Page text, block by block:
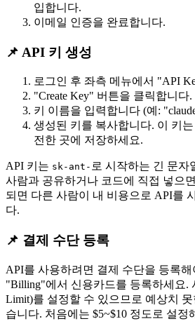
입합니다.
이메일 인증을 완료합니다.
📌 API 키 생성
로그인 후 좌측 메뉴에서 "API
"Create Key" 버튼을 클릭합니다.
키 이름을 입력합니다 (예:
생성된 키를 복사합니다. 이 키
전한 곳에 저장하세요.
API 키는 sk-ant- 로 시작하는 긴 문자
사람과 공유하거나 코드에 직접 넣으
되면 다른 사람이 내 비용으로 API를
다.
📌 결제 수단 등록
API를 사용하려면 결제 수단을 등록해
"Billing"에서 신용카드를 등록하세요.
Limit)를 설정할 수 있으므로 예상치
습니다. 처음에는 $5~$10 정도로 설정